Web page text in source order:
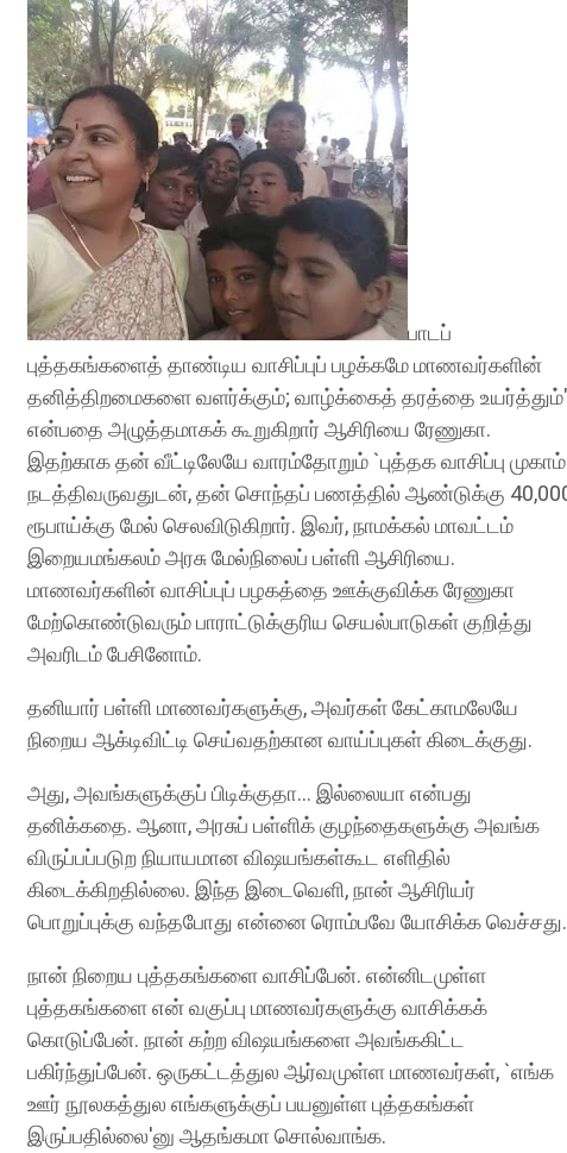
பாடப்
புத்தகங்களைத் தாண்டிய வாசிப்புப் பழக்கமே மாணவர்களின்
தனித்திறமைகளை வளர்க்கும்; வாழ்க்கைத் தரத்தை
என்பதை அழுத்தமாகக் கூறுகிறார் ஆசிரியை ரேணுகா.
இதற்காக தன் வீட்டிலேயே வாரம்தோறும் `புத்தக வாசிப்பு
நடத்திவருவதுடன், தன் சொந்தப் பணத்தில் ஆண்டுக்கு
ரூபாய்க்கு மேல் செலவிடுகிறார். இவர், நாமக்கல் மாவட்டம்
இறையமங்கலம் அரசு மேல்நிலைப் பள்ளி ஆசிரியை.
மாணவர்களின் வாசிப்புப் பழகத்தை ஊக்குவிக்க ரேணுகா
மேற்கொண்டுவரும் பாராட்டுக்குரிய செயல்பாடுகள் குறித்து
அவரிடம் பேசினோம்.
தனியார் பள்ளி மாணவர்களுக்கு, அவர்கள் கேட்காமலேயே
நிறைய ஆக்டிவிட்டி செய்வதற்கான வாய்ப்புகள் கிடைக்குது.
அது, அவங்களுக்குப் பிடிக்குதா... இல்லையா என்பது
தனிக்கதை. ஆனா, அரசுப் பள்ளிக் குழந்தைகளுக்கு அவங்க
விருப்பப்படுற நியாயமான விஷயங்கள்கூட எளிதில்
கிடைக்கிறதில்லை. இந்த இடைவெளி, நான் ஆசிரியர்
பொறுப்புக்கு வந்தபோது என்னை ரொம்பவே யோசிக்க வெச்சது.
நான் நிறைய புத்தகங்களை வாசிப்பேன். என்னிடமுள்ள
புத்தகங்களை என் வகுப்பு மாணவர்களுக்கு வாசிக்கக்
கொடுப்பேன். நான் கற்ற விஷயங்களை அவங்ககிட்ட
பகிர்ந்துப்பேன். ஒருகட்டத்துல ஆர்வமுள்ள மாணவர்கள், `எங்க
ஊர் நூலகத்துல எங்களுக்குப் பயனுள்ள புத்தகங்கள்
இருப்பதில்லை'னு ஆதங்கமா சொல்வாங்க.